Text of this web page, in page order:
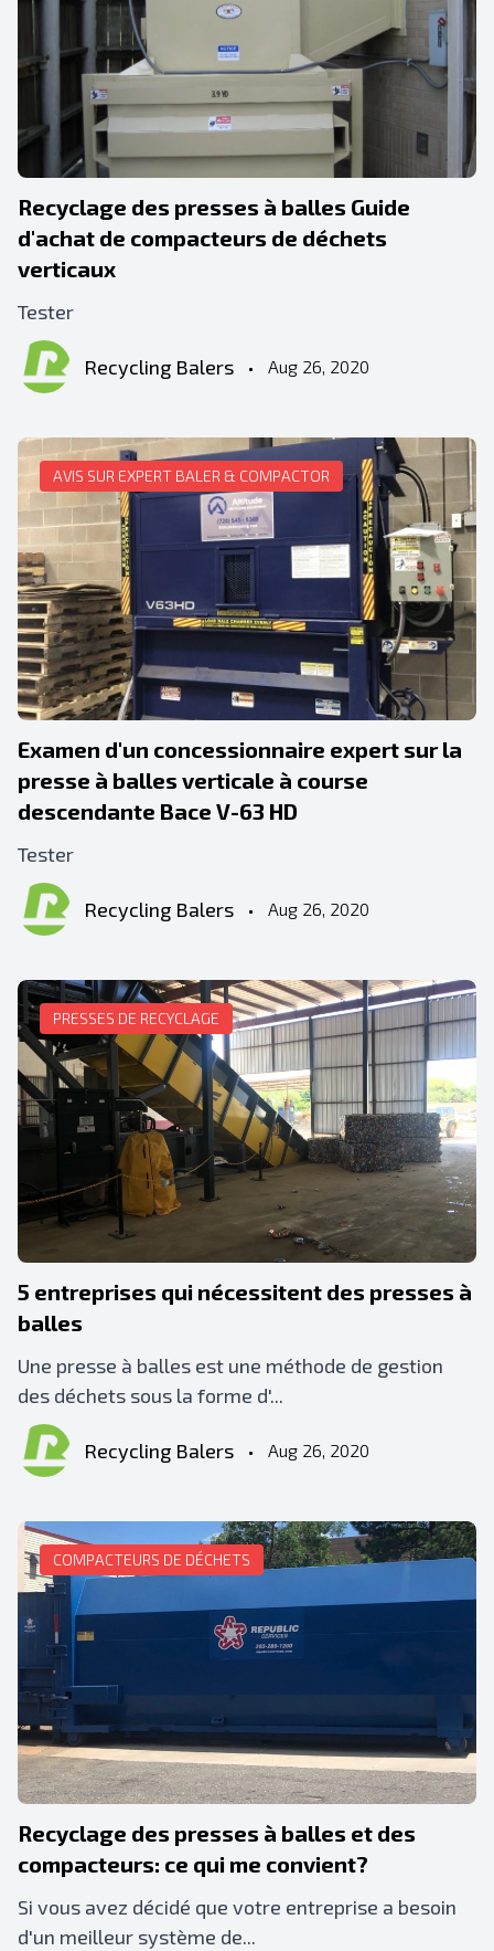
Recyclage des presses à balles Guide
d'achat de compacteurs de déchets
verticaux
Tester
Recycling Balers • Aug 26, 2020
AVIS SUR EXPERT BALER & COMPACTOR
Examen d'un concessionnaire expert sur la
presse à balles verticale à course
descendante Bace V-63 HD
Tester
Recycling Balers • Aug 26, 2020
PRESSES DE RECYCLAGE
5 entreprises qui nécessitent des presses à
balles
Une presse à balles est une méthode de gestion
des déchets sous la forme d'...
Recycling Balers • Aug 26, 2020
COMPACTEURS DE DÉCHETS
Recyclage des presses à balles et des
compacteurs: ce qui me convient?
Si vous avez décidé que votre entreprise a besoin
d'un meilleur système de...